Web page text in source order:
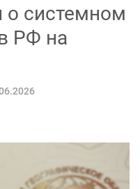
о системном
РФ на